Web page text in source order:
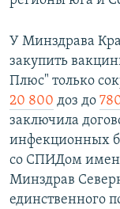
У Минздрава
закупить
Плюс" только
20 800 доз до
заключила
инфекционных
со СПИДом
Минздрав
единственного